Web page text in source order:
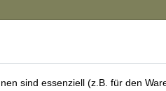
sind essenziell (z.B. für den